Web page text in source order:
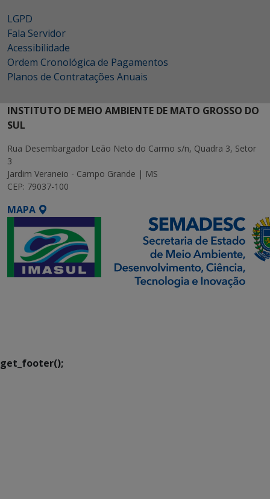
LGPD
Fala Servidor
Acessibilidade
Ordem Cronológica de Pagamentos
Planos de Contratações Anuais
INSTITUTO DE MEIO AMBIENTE DE MATO GROSSO DO
SUL
Rua Desembargador Leão Neto do Carmo s/n, Quadra 3, Setor
3
Jardim Veraneio - Campo Grande | MS
CEP: 79037-100
MAPA
get_footer();